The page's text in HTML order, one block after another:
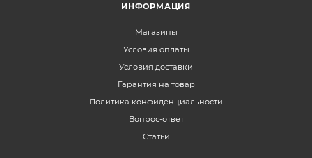
ИНФОРМАЦИЯ
Магазины
Условия оплаты
Условия доставки
Гарантия на товар
Политика конфиденциальности
Вопрос-ответ
Статьи